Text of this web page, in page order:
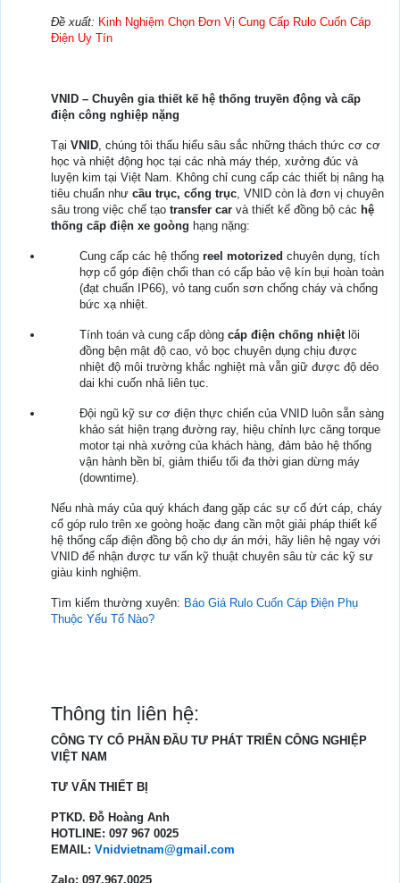
Đề xuất: Kinh Nghiệm Chọn Đơn Vị Cung Cấp Rulo Cuốn Cáp
Điện Uy Tín
VNID – Chuyên gia thiết kế hệ thống truyền động và cấp
điện công nghiệp nặng
Tại VNID, chúng tôi thấu hiểu sâu sắc những thách thức cơ cơ
học và nhiệt động học tại các nhà máy thép, xưởng đúc và
luyện kim tại Việt Nam. Không chỉ cung cấp các thiết bị nâng hạ
tiêu chuẩn như cầu trục, cổng trục, VNID còn là đơn vị chuyên
sâu trong việc chế tạo transfer car và thiết kế đồng bộ các hệ
thống cấp điện xe goòng hạng nặng:
Cung cấp các hệ thống reel motorized chuyên dụng, tích
hợp cổ góp điện chổi than có cấp bảo vệ kín bụi hoàn toàn
(đạt chuẩn IP66), vỏ tang cuốn sơn chống cháy và chống
bức xạ nhiệt.
Tính toán và cung cấp dòng cáp điện chống nhiệtlõi
đồng bện mật độ cao, vỏ bọc chuyên dụng chịu được
nhiệt độ môi trường khắc nghiệt mà vẫn giữ được độ dẻo
dai khi cuốn nhả liên tục.
Đội ngũ kỹ sư cơ điện thực chiến của VNID luôn sẵn sàng
khảo sát hiện trạng đường ray, hiệu chỉnh lực căng torque
motor tại nhà xưởng của khách hàng, đảm bảo hệ thống
vận hành bền bỉ, giảm thiểu tối đa thời gian dừng máy
(downtime).
Nếu nhà máy của quý khách đang gặp các sự cố đứt cáp, cháy
cổ góp rulo trên xe goòng hoặc đang cần một giải pháp thiết kế
hệ thống cấp điện đồng bộ cho dự án mới, hãy liên hệ ngay với
VNID để nhận được tư vấn kỹ thuật chuyên sâu từ các kỹ sư
giàu kinh nghiệm.
Tìm kiếm thường xuyên: Báo Giá Rulo Cuốn Cáp Điện Phụ
Thuộc Yếu Tố Nào?
Thông tin liên hệ:
CÔNG TY CỔ PHẦN ĐẦU TƯ PHÁT TRIỂN CÔNG NGHIỆP
VIỆT NAM
TƯ VẤN THIẾT BỊ
PTKD. Đỗ Hoàng Anh
HOTLINE: 097 967 0025
EMAIL: Vnidvietnam@gmail.com
Zalo: 097.967.0025